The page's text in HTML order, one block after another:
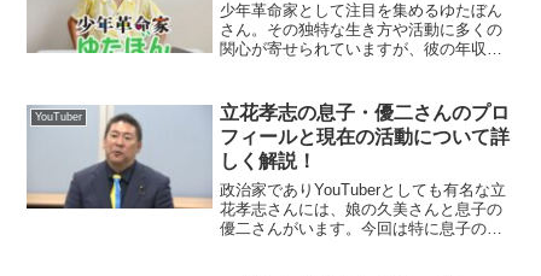
少年革命家として注目を集めるゆたぼん
さん。その独特な生き方や活動に多くの
関心が寄せられていますが、彼の年収が
ぼんさんの主な収入源や推定される年収
について詳しく解説します...
YouTuber
立花孝志の息子・優二さんのプロ
フィールと現在の活動について詳
しく解説！
政治家でありYouTuberとしても有名な立
花孝志さんには、娘の久美さんと息子の
優二さんがいます。今回は特に息子の優